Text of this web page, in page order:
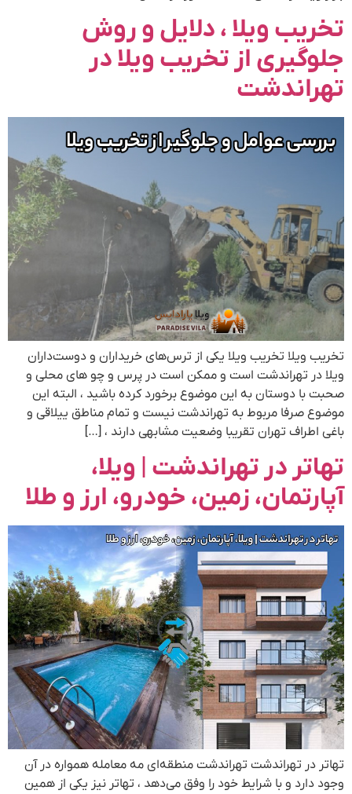
تخریب ویلا ، دلایل و روش
جلوگیری از تخریب ویلا در
تهراندشت
تخریب ویلا تخریب ویلا یکی از ترس‌های خریداران و دوست‌داران
ویلا در تهراندشت است و ممکن است در پرس و چو های محلی و
صحبت با دوستان به این موضوع برخورد کرده باشید ، البته این
موضوع صرفا مربوط به تهراندشت نیست و تمام مناطق ییلاقی و
باغی اطراف تهران تقریبا وضعیت مشابهی دارند ، […]
تهاتر در تهراندشت | ویلا،
آپارتمان، زمین، خودرو، ارز و طلا
تهاتر در تهراندشت تهراندشت منطقه‌ای مه معامله همواره در آن
وجود دارد و با شرایط خود را وفق می‌دهد ، تهاتر نیز یکی از همین